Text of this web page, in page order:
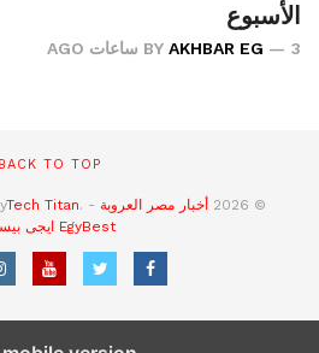
الأسبوع
BY AKHBAR EG 3 ساعات AGO
BACK TO TOP
© 2026 أخبار مصر العروبة - Hosted & Developed by
Tech Titan.
EgyBest ايجى